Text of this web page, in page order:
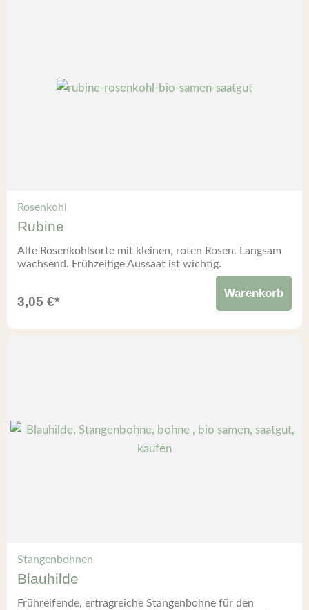
Rosenkohl
Rubine
Alte Rosenkohlsorte mit kleinen, roten Rosen. Langsam
wachsend. Frühzeitige Aussaat ist wichtig.
3,05 €*
Warenkorb
Stangenbohnen
Blauhilde
Frühreifende, ertragreiche Stangenbohne für den